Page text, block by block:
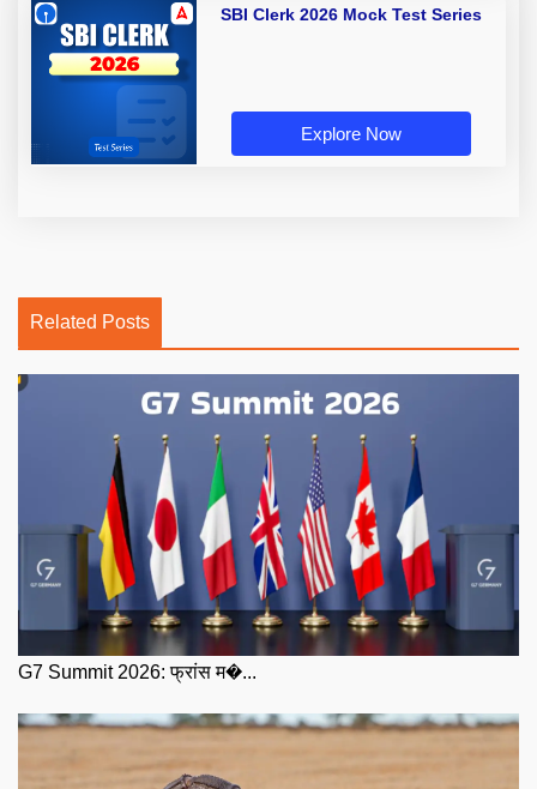
SBI Clerk 2026 Mock Test Series
Explore Now
Related Posts
G7 Summit 2026: फ्रांस म�...